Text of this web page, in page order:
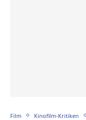
Film Kinofilm-Kritiken